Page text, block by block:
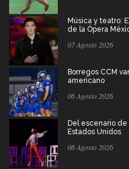
Música y teatro:
de la Ópera
07 Agosto 2026
Borregos CCM
americano
06 Agosto 2026
Del escenario de
Estados Unidos
06 Agosto 2026